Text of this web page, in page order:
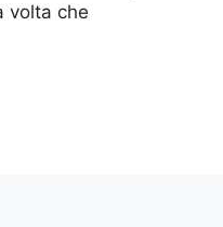
volta che